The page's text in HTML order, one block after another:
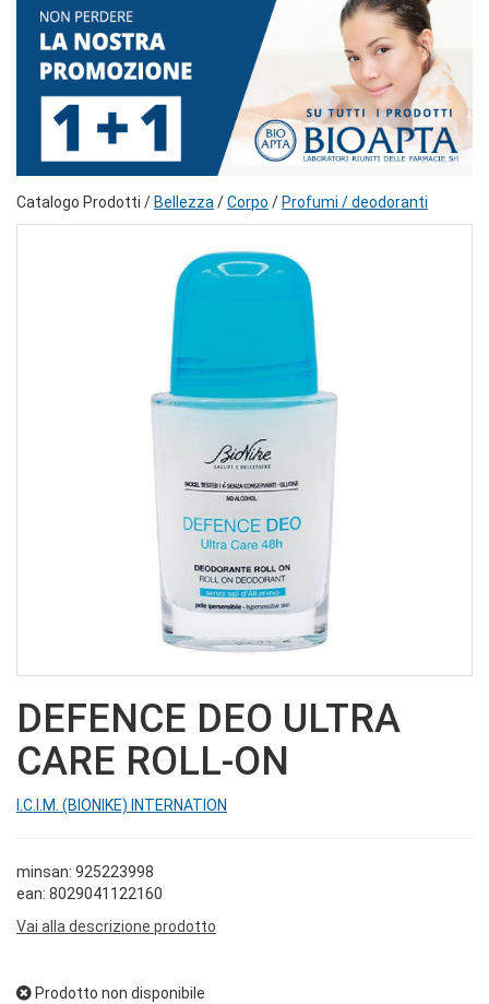
Catalogo Prodotti /Bellezza /Corpo /Profumi / deodoranti
DEFENCE DEO ULTRA
CARE ROLL-ON
I.C.I.M. (BIONIKE) INTERNATION
minsan: 925223998
ean: 8029041122160
Vai alla descrizione prodotto
Prodotto non disponibile